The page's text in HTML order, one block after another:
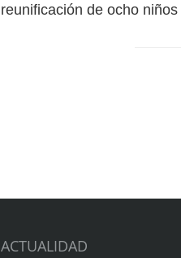
reunificación de ocho
ACTUALIDAD